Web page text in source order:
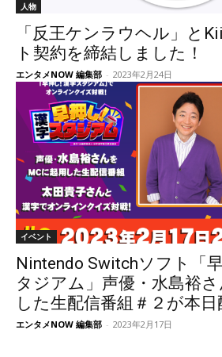
人物
「反王ケンラウヘル」と
ト契約を締結しました！
エンタメNOW 編集部 - 2023年2月24日
イベント
Nintendo Switchソフト「
タジアム」声優・水島裕
した生配信番組＃２が本日
エンタメNOW 編集部 - 2023年2月17日